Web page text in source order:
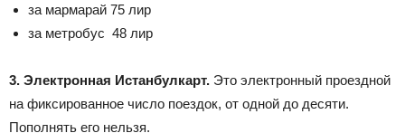
за мармарай 75 лир
за метробус 48 лир
3. Электронная Истанбулкарт. Это электронный проездной
на фиксированное число поездок, от одной до десяти.
Пополнять его нельзя.